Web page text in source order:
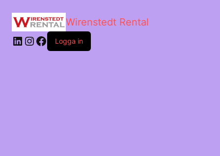
Wirenstedt Rental
Logga in